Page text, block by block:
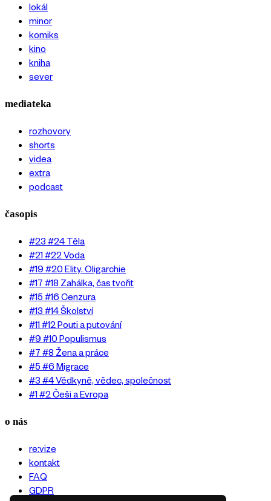
lokál
minor
komiks
kino
kniha
sever
mediateka
rozhovory
shorts
videa
extra
podcast
časopis
#23 #24 Těla
#21 #22 Voda
#19 #20 Elity. Oligarchie
#17 #18 Zahálka, čas tvořit
#15 #16 Cenzura
#13 #14 Školství
#11 #12 Pouti a putování
#9 #10 Populismus
#7 #8 Žena a práce
#5 #6 Migrace
#3 #4 Vědkyně, vědec, společnost
#1 #2 Češi a Evropa
o nás
re:vize
kontakt
FAQ
GDPR